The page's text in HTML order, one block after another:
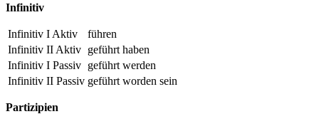
Infinitiv
Infinitiv I Aktiv
führen
Infinitiv II Aktiv geführt haben
Infinitiv I Passiv geführt werden
Infinitiv II Passiv geführt worden sein
Partizipien